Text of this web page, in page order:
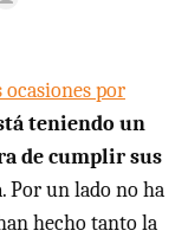
por
teniendo un
de cumplir sus
. Por un lado no ha
hecho tanto la